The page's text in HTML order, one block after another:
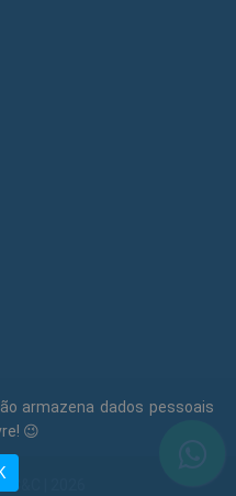
| 2026
armazena dados pessoais
😉